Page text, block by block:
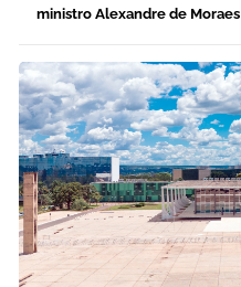
ministro Alexandre de Moraes